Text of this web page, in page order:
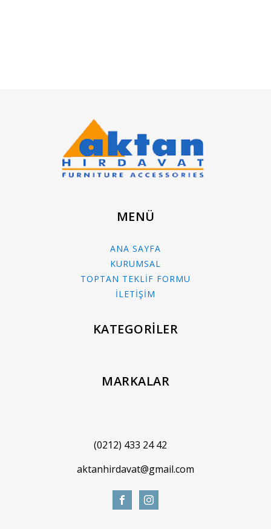
MENÜ
ANA SAYFA
KURUMSAL
TOPTAN TEKLİF FORMU
İLETİŞİM
KATEGORİLER
MARKALAR
(0212) 433 24 42
aktanhirdavat@gmail.com